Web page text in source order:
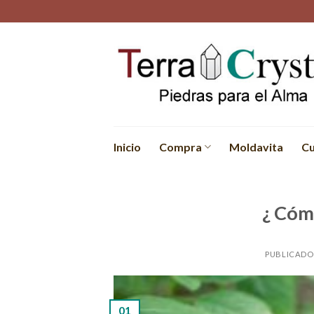
to
Inicio Compra Moldavita
¿
01